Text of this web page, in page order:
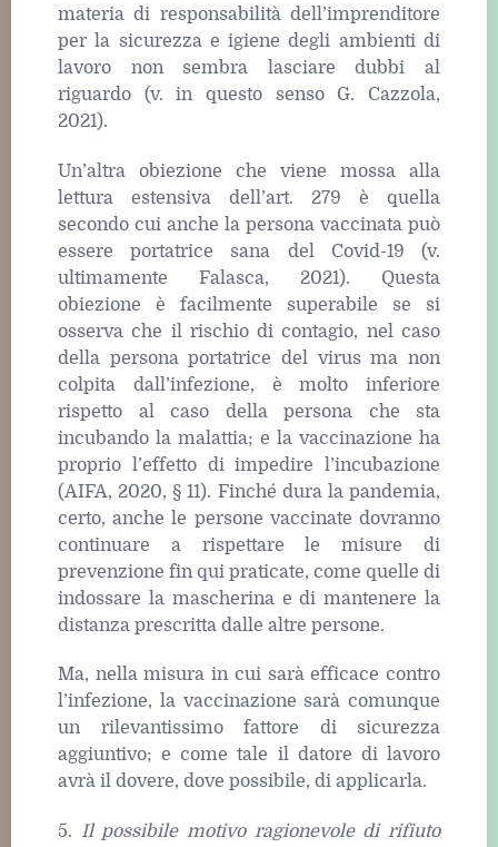
materia di responsabilità dell’imprenditore
per la sicurezza e igiene degli ambienti di
lavoro non sembra lasciare dubbi al
riguardo (v. in questo senso G. Cazzola,
2021).
Un’altra obiezione che viene mossa alla
lettura estensiva dell’art. 279 è quella
secondo cui anche la persona vaccinata può
essere portatrice sana del Covid-19 (v.
ultimamente Falasca, 2021). Questa
obiezione è facilmente superabile se si
osserva che il rischio di contagio, nel caso
della persona portatrice del virus ma non
colpita dall’infezione, è molto inferiore
rispetto al caso della persona che sta
incubando la malattia; e la vaccinazione ha
proprio l’effetto di impedire l’incubazione
(AIFA, 2020, § 11). Finché dura la pandemia,
certo, anche le persone vaccinate dovranno
continuare a rispettare le misure di
prevenzione fin qui praticate, come quelle di
indossare la mascherina e di mantenere la
distanza prescritta dalle altre persone.
Ma, nella misura in cui sarà efficace contro
l’infezione, la vaccinazione sarà comunque
un rilevantissimo fattore di sicurezza
aggiuntivo; e come tale il datore di lavoro
avrà il dovere, dove possibile, di applicarla.
5. Il possibile motivo ragionevole di rifiuto